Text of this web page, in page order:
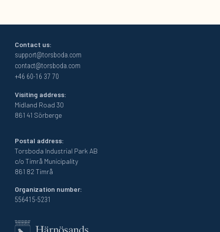
Contact us:
support@torsboda.com
contact@torsboda.com
+46 60-16 37 70
Visiting address:
Midland Road 30
861 41 Sörberge
Postal address:
Torsboda Industrial Park AB
c/o Timrå Municipality
861 82 Timrå
Organization number:
556415-5231